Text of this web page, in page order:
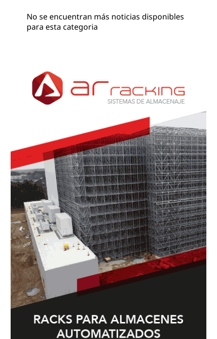
No se encuentran más noticias disponibles
para esta categoria